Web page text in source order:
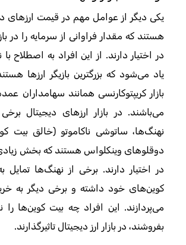
یکی دیگر از عوامل مهم در قیمت ارزهای
هستند که مقدار فراوانی از سرمایه را در
در اختیار دارند. از این افراد به اصطلاح
یاد می‌شود که بزرگترین بازیگر ارزها
بازار کریپتوکارنسی همانند سهامداران
می‌باشند. در بازار ارزهای دیجیتال
نهنگ‌ها، ساتوشی ناکاموتو (خالق بیت
دوقلوهای وینکلواس هستند که بخش زیادی
در اختیار دارند. برخی از نهنگ‌ها تمایل
کوین‌های خود داشته و برخی دیگر به
می‌پردازند. این افراد چه بیت کوین‌ها را
بفروشند، در بازار ارز دیجیتال تاثیرگذارند.